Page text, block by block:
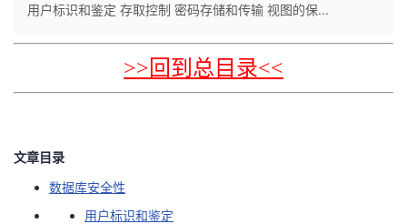
页
开
用户标识和鉴定 存取控制 密码存储和传输 视图的保...
>>回到总目录<<
文章目录
数据库安全性
用户标识和鉴定